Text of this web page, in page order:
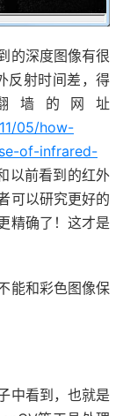
的深度图像有很
反射时间差，得
墙的网址
05/how-
of-infrared-
以前看到的红外
可以研究更好的
精确了！这才是
能和彩色图像保
中看到，也就是